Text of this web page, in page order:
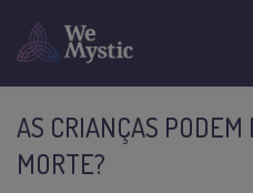
AS CRIANÇAS
MORTE?